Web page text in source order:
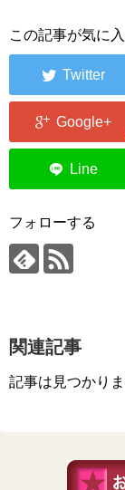
この記事が気に
フォローする
関連記事
記事は見つかりま